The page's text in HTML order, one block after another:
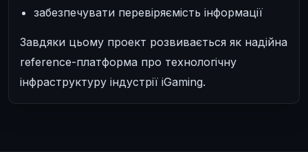
забезпечувати перевіряємість інформації
Завдяки цьому проект розвивається як надійна
reference-платформа про технологічну
інфраструктуру індустрії iGaming.